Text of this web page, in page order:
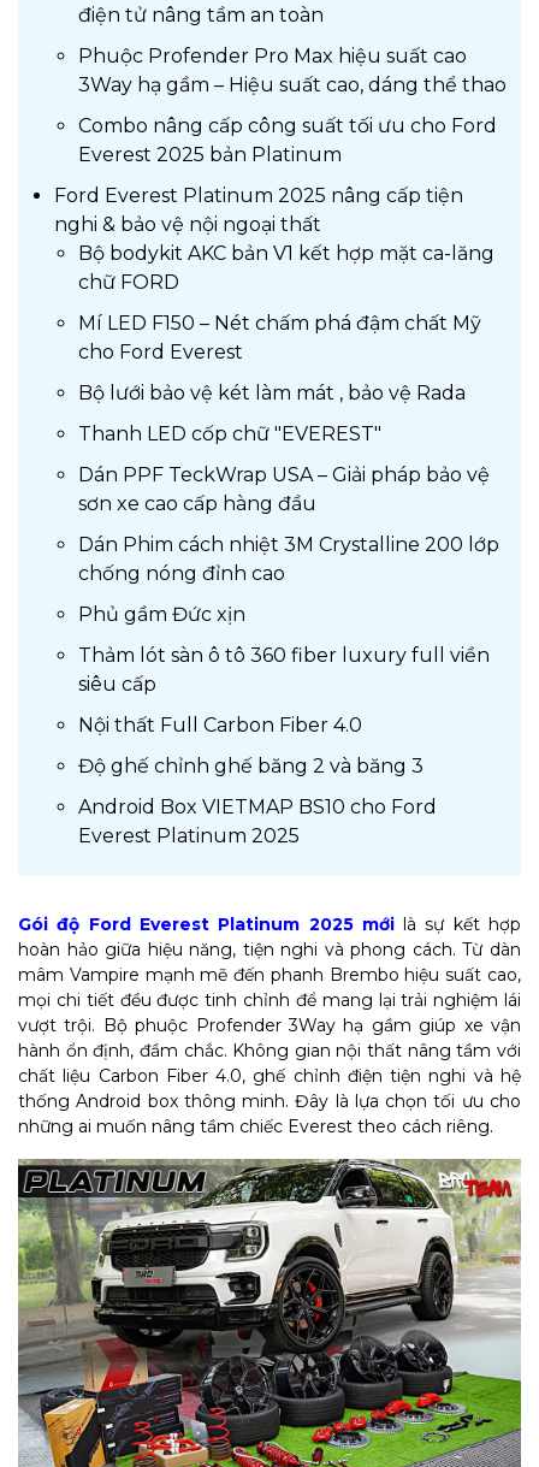
điện tử nâng tầm an toàn
Phuộc Profender Pro Max hiệu suất cao
3Way hạ gầm – Hiệu suất cao, dáng thể thao
Combo nâng cấp công suất tối ưu cho Ford
Everest 2025 bản Platinum
Ford Everest Platinum 2025 nâng cấp tiện
nghi & bảo vệ nội ngoại thất
Bộ bodykit AKC bản V1 kết hợp mặt ca-lăng
chữ FORD
Mí LED F150 – Nét chấm phá đậm chất Mỹ
cho Ford Everest
Bộ lưới bảo vệ két làm mát , bảo vệ Rada
Thanh LED cốp chữ "EVEREST"
Dán PPF TeckWrap USA – Giải pháp bảo vệ
sơn xe cao cấp hàng đầu
Dán Phim cách nhiệt 3M Crystalline 200 lớp
chống nóng đỉnh cao
Phủ gầm Đức xịn
Thảm lót sàn ô tô 360 fiber luxury full viền
siêu cấp
Nội thất Full Carbon Fiber 4.0
Độ ghế chỉnh ghế băng 2 và băng 3
Android Box VIETMAP BS10 cho Ford
Everest Platinum 2025
Gói độ Ford Everest Platinum 2025 mớilà sự kết hợp
hoàn hảo giữa hiệu năng, tiện nghi và phong cách. Từ dàn
mâm Vampire mạnh mẽ đến phanh Brembo hiệu suất cao,
mọi chi tiết đều được tinh chỉnh để mang lại trải nghiệm lái
vượt trội. Bộ phuộc Profender 3Way hạ gầm giúp xe vận
hành ổn định, đầm chắc. Không gian nội thất nâng tầm với
chất liệu Carbon Fiber 4.0, ghế chỉnh điện tiện nghi và hệ
thống Android box thông minh. Đây là lựa chọn tối ưu cho
những ai muốn nâng tầm chiếc Everest theo cách riêng.